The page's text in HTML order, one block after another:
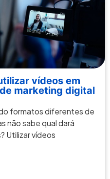
vídeos em
marketing digital
formatos diferentes de
não sabe qual dará
Utilizar vídeos